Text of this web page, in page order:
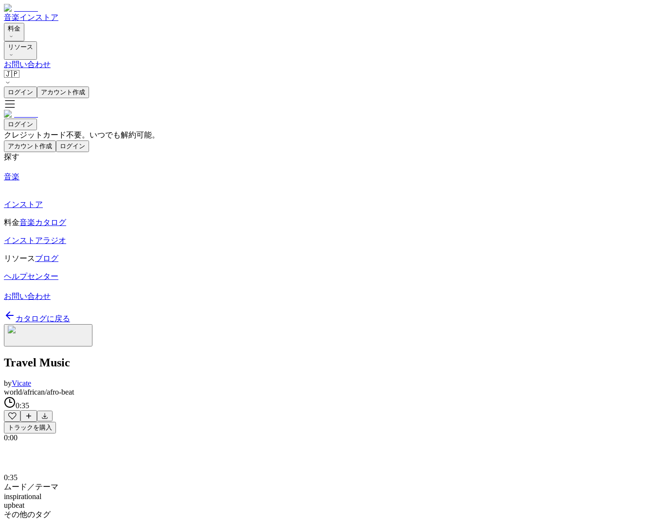
音楽インストア
料金
リソース
お問い合わせ
🇯🇵
ログイン アカウント作成
ログイン
クレジットカード不要。いつでも解約可能。
アカウント作成 ログイン
探す
音楽
インストア
料金音楽カタログ
インストアラジオ
リソースブログ
ヘルプセンター
お問い合わせ
カタログに戻る
Travel Music
byVicate
world/african/afro-beat
0:35
トラックを購入
0:00
0:35
ムード／テーマ
inspirational
upbeat
その他のタグ